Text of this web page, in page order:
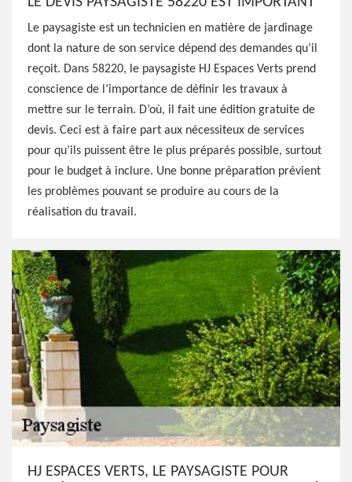
Le paysagiste est un technicien en matière de jardinage
dont la nature de son service dépend des demandes qu’il
reçoit. Dans 58220, le paysagiste HJ Espaces Verts prend
conscience de l’importance de définir les travaux à
mettre sur le terrain. D’où, il fait une édition gratuite de
devis. Ceci est à faire part aux nécessiteux de services
pour qu’ils puissent être le plus préparés possible, surtout
pour le budget à inclure. Une bonne préparation prévient
les problèmes pouvant se produire au cours de la
réalisation du travail.
HJ ESPACES VERTS, LE PAYSAGISTE POUR